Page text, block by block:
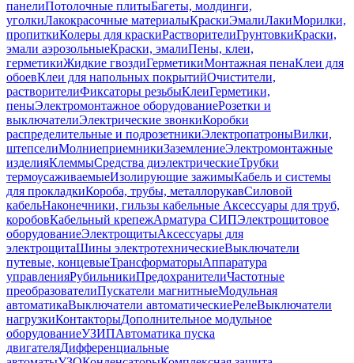
панелиПотолочные плитыБагеты, молдинги,
уголкиЛакокрасочные материалыКраскиЭмалиЛакиМорилки,
пропиткиКолеры для краскиРастворителиГрунтовкиКраски,
эмали аэрозольныеКраски, эмалиПены, клеи,
герметикиЖидкие гвоздиГерметикиМонтажная пенаКлеи для
обоевКлеи для напольных покрытийОчистители,
растворителиФиксаторы резьбыКлеиГерметики,
пеныЭлектромонтажное оборудованиеРозетки и
выключателиЭлектрические звонкиКоробки
распределительные и подрозетникиЭлектропатроныВилки,
штепселиМолниеприемникиЗаземлениеЭлектромонтажные
изделияКлеммыСредства диэлектрическиеТрубки
термоусаживаемыеИзолирующие зажимыКабель и системы
для прокладкиКороба, трубы, металлорукавСиловой
кабельНаконечники, гильзы кабельные Аксессуары для труб,
коробовКабельный крепежАрматура СИПЭлектрощитовое
оборудованиеЭлектрощитыАксессуары для
электрощитаШины электротехническиеВыключатели
путевые, концевыеТрансформаторыАппаратура
управленияРубильникиПредохранителиЧастотные
преобразователиПускатели магнитныеМодульная
автоматикаВыключатели автоматическиеРелеВыключатели
нагрузкиКонтакторыДополнительное модульное
оборудованиеУЗИПАвтоматика пуска
двигателяДифференциальные